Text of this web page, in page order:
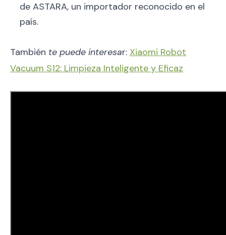
de ASTARA, un importador reconocido en el
país.
También te puede interesar: Xiaomi Robot
Vacuum S12: Limpieza Inteligente y Eficaz